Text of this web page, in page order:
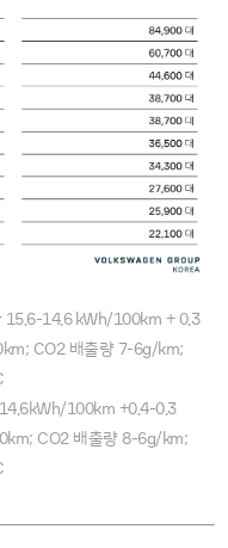
15.6-14.6 kWh/100km +0.3
; CO2배출량 7-6g/km;
14.6kWh/100km +0.4-0.3
; CO2배출량 8-6g/km;